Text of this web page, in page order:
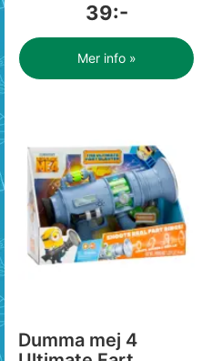
39:-
Mer info »
Dumma mej 4